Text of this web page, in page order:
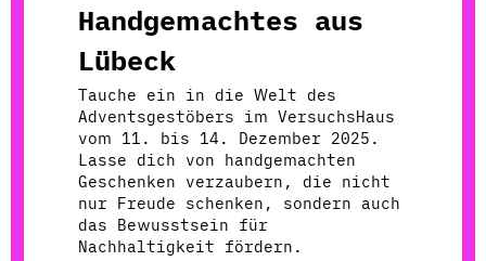
Handgemachtes aus
Lübeck
Tauche ein in die Welt des
Adventsgestöbers im VersuchsHaus
vom 11. bis 14. Dezember 2025.
Lasse dich von handgemachten
Geschenken verzaubern, die nicht
nur Freude schenken, sondern auch
das Bewusstsein für
Nachhaltigkeit fördern.